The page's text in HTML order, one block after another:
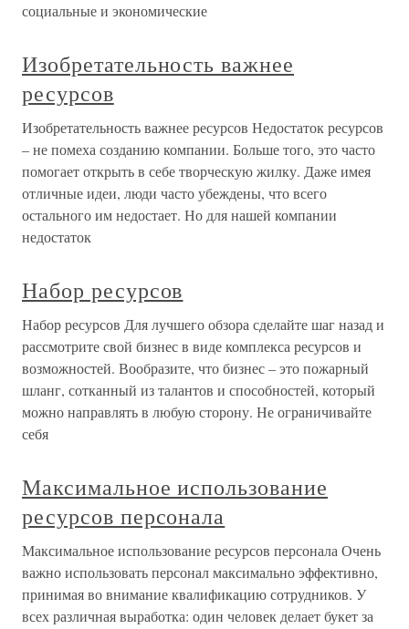
социальные и экономические
Изобретательность важнее
ресурсов
Изобретательность важнее ресурсов Недостаток ресурсов
– не помеха созданию компании. Больше того, это часто
помогает открыть в себе творческую жилку. Даже имея
отличные идеи, люди часто убеждены, что всего
остального им недостает. Но для нашей компании
недостаток
Набор ресурсов
Набор ресурсов Для лучшего обзора сделайте шаг назад и
рассмотрите свой бизнес в виде комплекса ресурсов и
возможностей. Вообразите, что бизнес – это пожарный
шланг, сотканный из талантов и способностей, который
можно направлять в любую сторону. Не ограничивайте
себя
Максимальное использование
ресурсов персонала
Максимальное использование ресурсов персонала Очень
важно использовать персонал максимально эффективно,
принимая во внимание квалификацию сотрудников. У
всех различная выработка: один человек делает букет за